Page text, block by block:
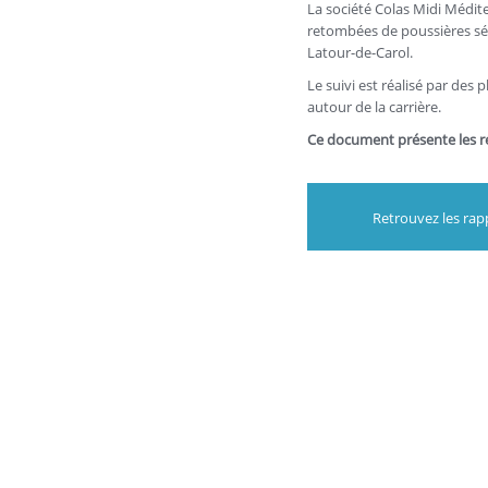
La société Colas Midi
retombées de poussières
Latour-de-Carol.
Le suivi est réalisé par des
autour de la carrière.
Ce document présente les
Retrouvez les